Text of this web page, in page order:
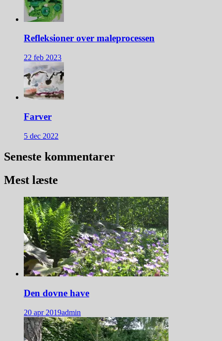
Refleksioner over maleprocessen
22 feb 2023
Farver
5 dec 2022
Seneste kommentarer
Mest læste
Den dovne have
20 apr 2019admin